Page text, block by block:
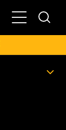
Főmenü